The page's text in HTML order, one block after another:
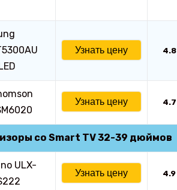
Узнать цену 4.8
Узнать цену 4.7
со Smart TV 32-39 дюймов
ULX-
Узнать цену 4.9